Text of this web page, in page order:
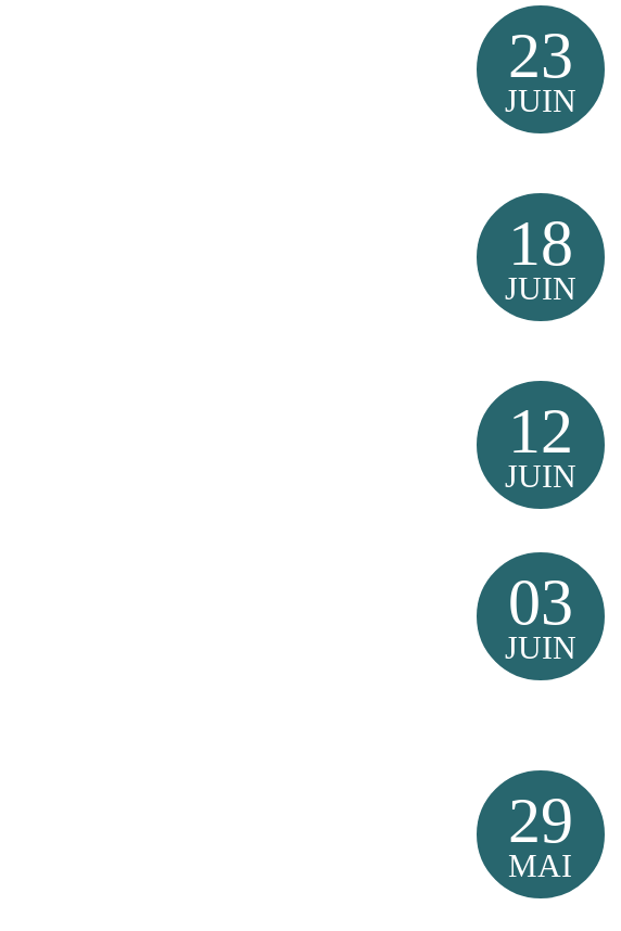
23
JUIN
18
JUIN
12
JUIN
03
JUIN
29
MAI